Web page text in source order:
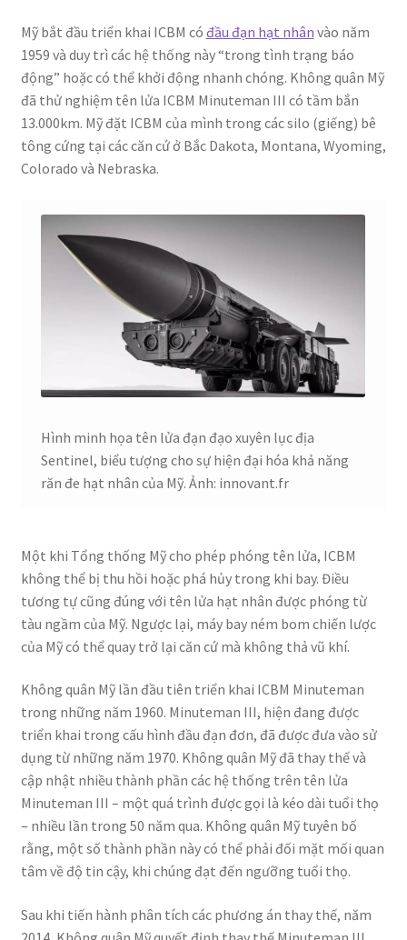
Mỹ bắt đầu triển khai ICBM có đầu đạn hạt nhân vào năm
1959 và duy trì các hệ thống này “trong tình trạng báo
động” hoặc có thể khởi động nhanh chóng. Không quân Mỹ
đã thử nghiệm tên lửa ICBM Minuteman III có tầm bắn
13.000km. Mỹ đặt ICBM của mình trong các silo (giếng) bê
tông cứng tại các căn cứ ở Bắc Dakota, Montana, Wyoming,
Colorado và Nebraska.
Hình minh họa tên lửa đạn đạo xuyên lục địa
Sentinel, biểu tượng cho sự hiện đại hóa khả năng
răn đe hạt nhân của Mỹ. Ảnh: innovant.fr
Một khi Tổng thống Mỹ cho phép phóng tên lửa, ICBM
không thể bị thu hồi hoặc phá hủy trong khi bay. Điều
tương tự cũng đúng với tên lửa hạt nhân được phóng từ
tàu ngầm của Mỹ. Ngược lại, máy bay ném bom chiến lược
của Mỹ có thể quay trở lại căn cứ mà không thả vũ khí.
Không quân Mỹ lần đầu tiên triển khai ICBM Minuteman
trong những năm 1960. Minuteman III, hiện đang được
triển khai trong cấu hình đầu đạn đơn, đã được đưa vào sử
dụng từ những năm 1970. Không quân Mỹ đã thay thế và
cập nhật nhiều thành phần các hệ thống trên tên lửa
Minuteman III – một quá trình được gọi là kéo dài tuổi thọ
– nhiều lần trong 50 năm qua. Không quân Mỹ tuyên bố
rằng, một số thành phần này có thể phải đối mặt mối quan
tâm về độ tin cậy, khi chúng đạt đến ngưỡng tuổi thọ.
Sau khi tiến hành phân tích các phương án thay thế, năm